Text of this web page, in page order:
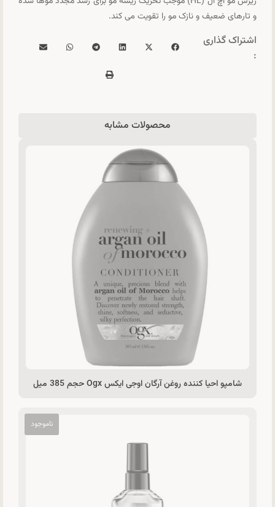
و تارهای ضعیف و نازک مو را تقویت می کند.
اشتراک گذاری
:
محصولات مشابه
شامپو احیا کننده روغن آرگان اوجی ایکس Ogx حجم 385 میل